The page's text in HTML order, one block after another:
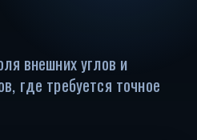
внешних углов и
где требуется точное